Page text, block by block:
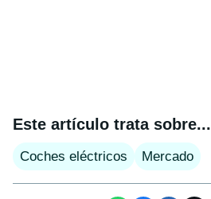
Este artículo trata sobre...
Coches eléctricos Mercado